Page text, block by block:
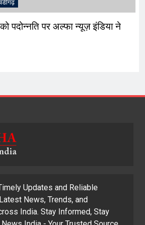
पदोन्नति पर अल्फा न्यूज़ इंडिया ने
Updates and Reliable
News, Trends, and
India. Stay Informed, Stay